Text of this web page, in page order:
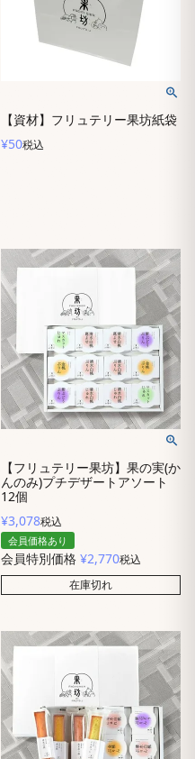
【資材】フリュテリー果坊紙袋
¥50税込
【フリュテリー果坊】果の実(か
んのみ)プチデザートアソート
12個
¥3,078税込
会員価格あり
会員特別価格 ¥2,770税込
在庫切れ